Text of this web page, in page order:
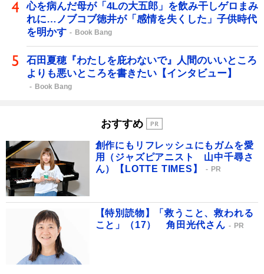
心を病んだ母が「4Lの大五郎」を飲み干しゲロまみ
れに…ノブコブ徳井が「感情を失くした」子供時代
を明かす
Book Bang
石田夏穂『わたしを庇わないで』人間のいいところ
よりも悪いところを書きたい【インタビュー】
Book Bang
おすすめ
創作にもリフレッシュにもガムを愛
用（ジャズピアニスト 山中千尋さ
ん）【LOTTE TIMES】
PR
【特別読物】「救うこと、救われる
こと」（17） 角田光代さん
PR